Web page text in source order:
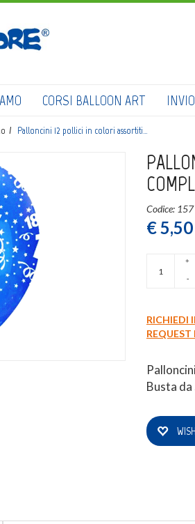
CORSI
CORSI BALLOON ART
Palloncini 12 pollici in colori assortiti…
Codice: 157
€ 5,50
+
-
RICHIEDI
Busta da